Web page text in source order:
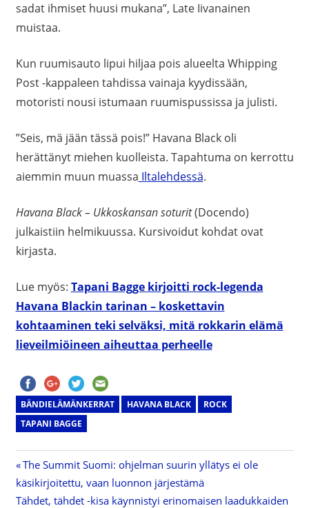
sadat ihmiset huusi mukana”, Late Iivanainen
muistaa.
Kun ruumisauto lipui hiljaa pois alueelta Whipping
Post -kappaleen tahdissa vainaja kyydissään,
motoristi nousi istumaan ruumispussissa ja julisti.
”Seis, mä jään tässä pois!” Havana Black oli
herättänyt miehen kuolleista. Tapahtuma on kerrottu
aiemmin muun muassa Iltalehdessä.
Havana Black – Ukkoskansan soturit(Docendo)
julkaistiin helmikuussa. Kursivoidut kohdat ovat
kirjasta.
Lue myös: Tapani Bagge kirjoitti rock-legenda
Havana Blackin tarinan – koskettavin
kohtaaminen teki selväksi, mitä rokkarin elämä
lieveilmiöineen aiheuttaa perheelle
BÄNDIELÄMÄNKERRAT HAVANA BLACK
ROCK
TAPANI BAGGE
Artikkelien
Previous
Post:
The Summit Suomi: ohjelman suurin yllätys ei ole
käsikirjoitettu, vaan luonnon järjestämä
Next
Tähdet, tähdet -kisa käynnistyi erinomaisen laadukkaiden